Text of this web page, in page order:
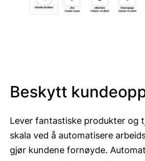
Beskytt
Lever fantastiske produkter og
skala ved å automatisere
gjør kundene fornøyde.